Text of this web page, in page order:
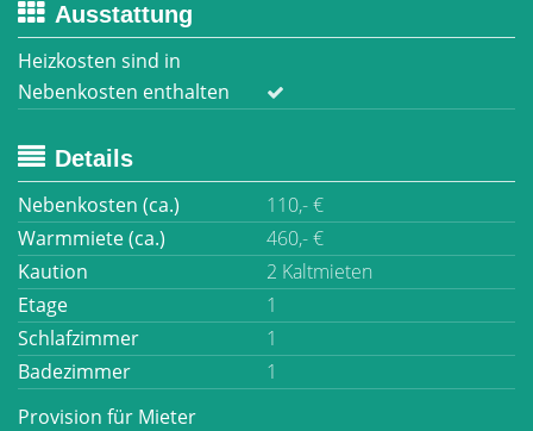
Ausstattung
Heizkosten sind in
Nebenkosten enthalten
Details
Nebenkosten (ca.)
110,- €
Warmmiete (ca.)
460,- €
Kaution
2 Kaltmieten
Etage
1
Schlafzimmer
1
Badezimmer
1
Provision für Mieter